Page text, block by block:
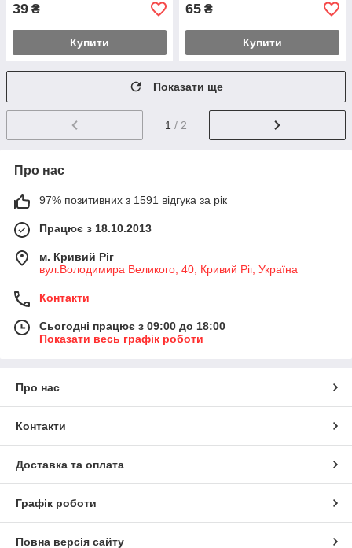
39 ₴
Купити
65 ₴
Купити
Показати ще
1 / 2
Про нас
97% позитивних з 1591 відгука за рік
Працює з 18.10.2013
м. Кривий Ріг
вул.Володимира Великого, 40, Кривий Ріг, Україна
Контакти
Сьогодні працює з 09:00 до 18:00
Показати весь графік роботи
Про нас
Контакти
Доставка та оплата
Графік роботи
Повна версія сайту